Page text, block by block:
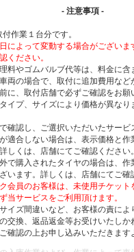
- 注意事項 -
作業１台分です。
によって変動する場合がございま
ください。
料やゴムバルブ代等は、料金に含
両の場合で、取付に追加費用など
に、取付店舗で必ずご確認をお願
イプ、サイズにより価格が異なり
確認し、ご選択いただいたサービ
適合しない場合は、表示価格と作
しくは、店舗にてご確認ください。
で購入されたタイヤの場合は、作
います。詳しくは、店舗にてご確
会員のお客様は、未使用チケット
当サービスをご利用頂けます。
イズ間違いなど、お客様の責によ
交換、返品返金等お受けいたしか
確認の上お申し込みいただきます